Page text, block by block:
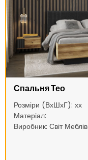
Спальня Тео
Розміри (ВхШхГ): хх
Матеріал:
Виробник: Світ Меблів